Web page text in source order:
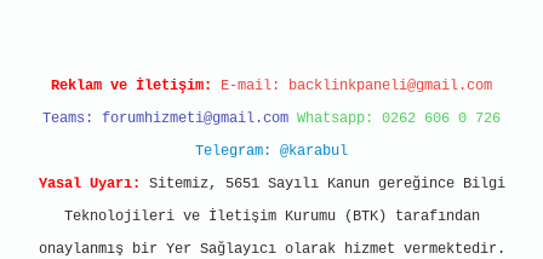
Reklam ve İletişim: E-mail: backlinkpaneli@gmail.com
Teams: forumhizmeti@gmail.com Whatsapp: 0262 606 0 726
Telegram: @karabul
Yasal Uyarı:
Sitemiz, 5651 Sayılı Kanun gereğince Bilgi
Teknolojileri ve İletişim Kurumu (BTK) tarafından
onaylanmış bir Yer Sağlayıcı olarak hizmet vermektedir.